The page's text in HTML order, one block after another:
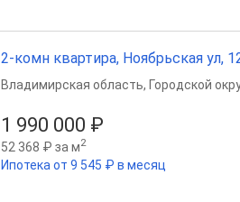
2-комн квартира, Ноябрьская ул,
1 990 000 ₽
52 368 ₽ за м2
Ипотека от 9 545 ₽ в месяц
Владимирская область, Городской